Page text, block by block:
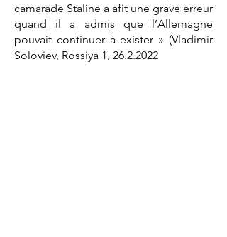
camarade Staline a afit une grave erreur
quand il a admis que l’Allemagne
pouvait continuer à exister » (Vladimir
Soloviev, Rossiya 1, 26.2.2022